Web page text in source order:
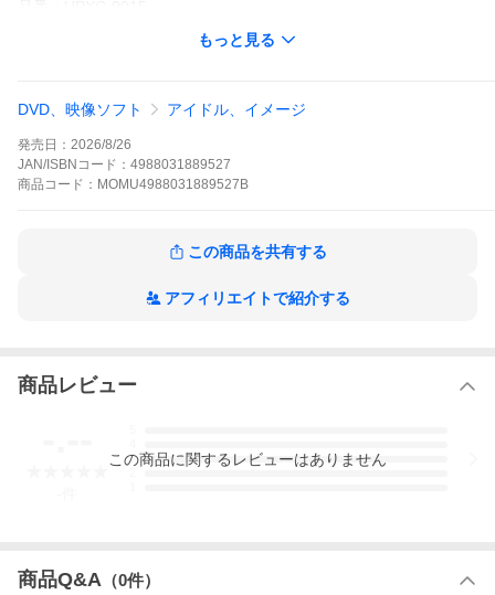
[Disc2](Blu-ray/DVD共通):
ほか
また、掲載開始から時間の経過によって傷や汚れが発生している
可能性もございます。ご了承ください。
もっと見る
DVD、映像ソフト アイドル、イメージ
発売日： 2026/8/26
JAN/ISBNコード： 4988031889527
商品 コード： MOMU4988031889527B
この商品を共有する
アフィリエイトで紹介する
商品レビュー
3
この商品に関するレビューはありません
商品Q&A （0件）